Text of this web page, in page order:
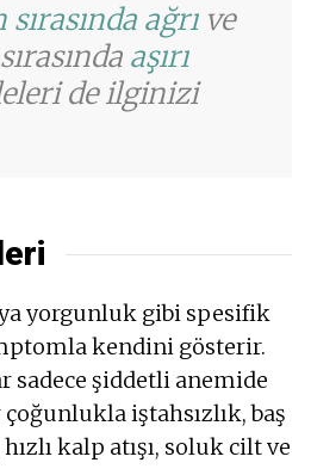
ağrıve
aşırı
de ilginizi
yorgunluk gibi spesifik
kendini gösterir.
sadece şiddetli anemide
iştahsızlık, baş
hızlı kalp atışı, soluk cilt ve